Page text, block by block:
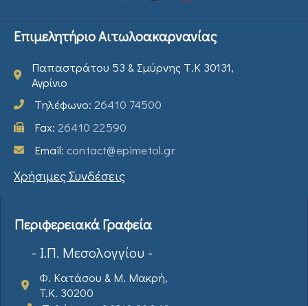
Επιμελητήριο Αιτωλοακαρνανίας
Παπαστράτου 53 & Σμύρνης Τ.Κ 30131,
Αγρίνιο
Τηλέφωνο: 26410 74500
Fax: 26410 22590
Email: contact@epimetol.gr
Χρήσιμες Συνδέσεις
Περιφερειακά Γραφεία
- Ι.Π. Μεσολογγίου -
Φ. Κατάσου & Μ. Μακρή,
T.K. 30200